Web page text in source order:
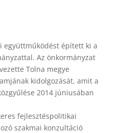
együttműködést épített ki a
Az önkormányzat
Tolna megye
kidolgozását, amit a
2014 júniusában
fejlesztéspolitikai
szakmai konzultáció